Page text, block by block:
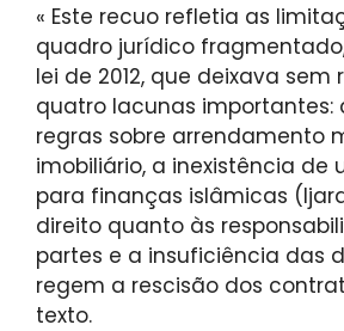
« Este recuo refletia as
quadro jurídico
lei de 2012, que deixava sem
quatro lacunas importantes:
regras sobre arrendamento
imobiliário, a inexistência de
para finanças islâmicas
direito quanto às
partes e a insuficiência das
regem a rescisão dos
texto.